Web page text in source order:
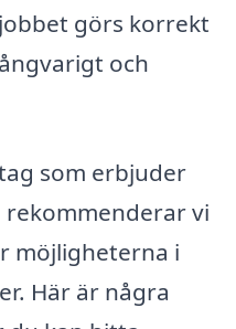
görs korrekt
och
som erbjuder
rekommenderar vi
möjligheterna i
Här är några